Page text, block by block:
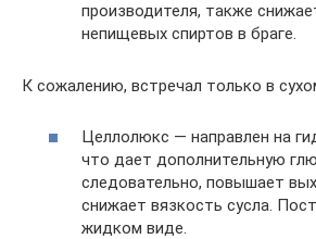
производителя, также
непищевых спиртов в браге.
К сожалению, встречал только в
Целлолюкс — направлен на
что дает дополнительную
следовательно, повышает
снижает вязкость сусла.
жидком виде.